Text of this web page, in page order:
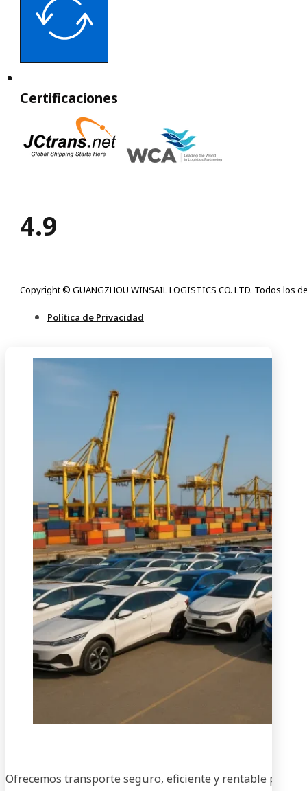
Certificaciones
4.9
Copyright © GUANGZHOU WINSAIL LOGISTICS CO. LTD. Todos los
Política de Privacidad
Ofrecemos transporte seguro, eficiente y rentable para